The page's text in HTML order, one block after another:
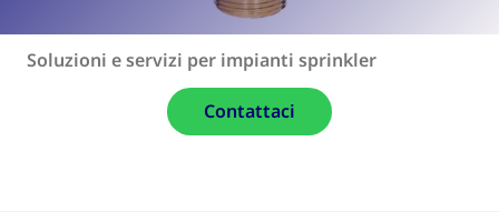
Soluzioni e servizi per impianti sprinkler
Contattaci